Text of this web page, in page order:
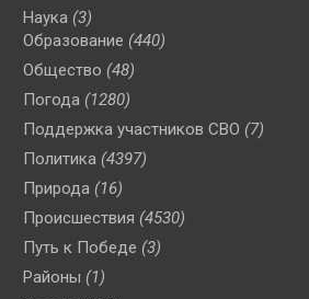
Наука (3)
Образование (440)
Общество (48)
Погода (1280)
Поддержка участников СВО (7)
Политика (4397)
Природа (16)
Происшествия (4530)
Путь к Победе (3)
Районы (1)